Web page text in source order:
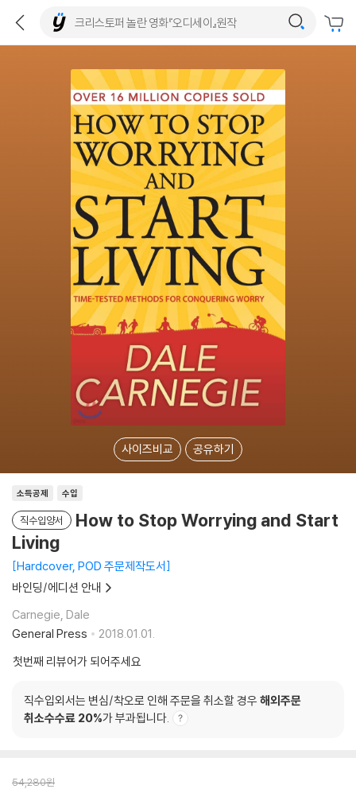
사이즈비교 공유하기
소득공제 수입
직수입양서
How to Stop Worrying and Start
Living
Hardcover, POD 주문제작도서
바인딩/에디션 안내
Carnegie, Dale
General Press
2018.01.01.
첫번째 리뷰어가 되어주세요
직수입외서는 변심/착오로 인해 주문을 취소할 경우 해외주문
취소수수료 20%가 부과됩니다.
54,280원